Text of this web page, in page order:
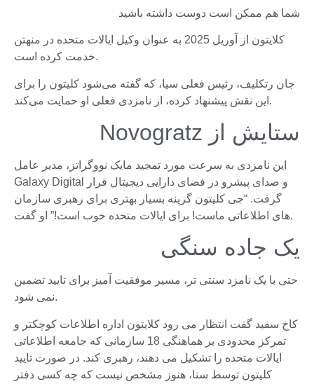
شما هم ممکن است دوست داشته باشید
کلایتون از آوریل 2025 به عنوان وکیل ایالات متحده در منهتن
خدمت کرده است.
جان رتکلیف، رئیس فعلی سیا، که گفته می‌شود کلیتون را برای
این نقش پیشنهاد کرده، از نامزدی فعلی او حمایت می‌کند.
ستایش از Novogratz
این نامزدی به سرعت مورد تمجید مایک نووگراتز، مدیر عامل
Galaxy Digital و صدای پیشرو در فضای دارایی دیجیتال قرار
گرفت. “جی کلیتون گزینه بسیار بهتری برای رهبری سازمان
های اطلاعاتی ماست! برای ایالات متحده خوب است!” او گفت.
یک جاده سنگی
حتی با یک نامزد سنتی تر، مسیر موفقیت آمیز برای تایید تضمین
نمی شود.
کاخ سفید گفت انتظار می رود کلایتون اداره اطلاعات کوچکتر و
تمرکز محدودی بر هماهنگی 18 سازمانی که جامعه اطلاعاتی
ایالات متحده را تشکیل می دهند، رهبری کند. در صورت تایید
کلیتون توسط سنا، هنوز مشخص نیست که چه کسی دفتر